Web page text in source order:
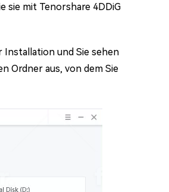
sie mit Tenorshare 4DDiG
Installation und Sie sehen
Ordner aus, von dem Sie